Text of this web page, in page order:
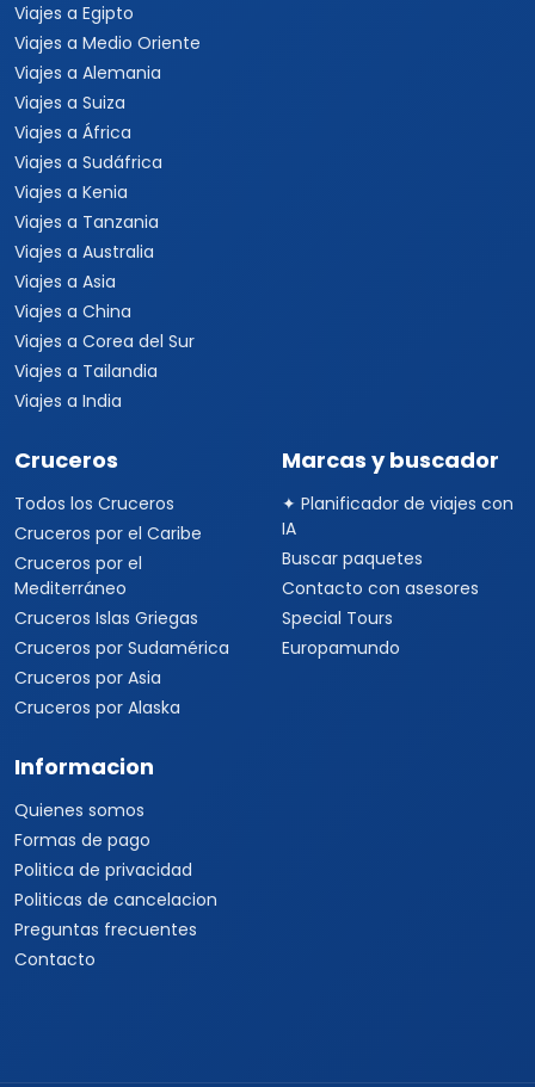
Viajes a Egipto
Viajes a Medio Oriente
Viajes a Alemania
Viajes a Suiza
Viajes a África
Viajes a Sudáfrica
Viajes a Kenia
Viajes a Tanzania
Viajes a Australia
Viajes a Asia
Viajes a China
Viajes a Corea del Sur
Viajes a Tailandia
Viajes a India
Cruceros
Todos los Cruceros
Cruceros por el Caribe
Cruceros por el
Mediterráneo
Cruceros Islas Griegas
Cruceros por Sudamérica
Cruceros por Asia
Cruceros por Alaska
Marcas y buscador
✦ Planificador de viajes con
IA
Buscar paquetes
Contacto con asesores
Special Tours
Europamundo
Informacion
Quienes somos
Formas de pago
Politica de privacidad
Politicas de cancelacion
Preguntas frecuentes
Contacto